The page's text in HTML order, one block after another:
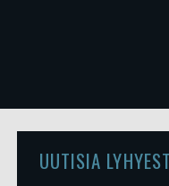
UUTISIA